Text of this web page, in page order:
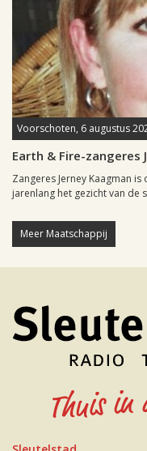
Voorschoten, 6 augustus
Earth & Fire-zangeres
Zangeres Jerney Kaagman
jarenlang het gezicht van de
Meer Maatschappij